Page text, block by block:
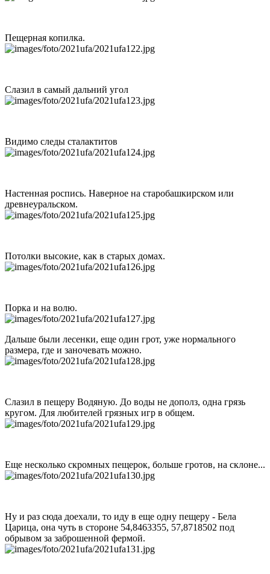
Пещерная копилка.
Слазил в самый дальний угол
Видимо следы сталактитов
Настенная роспись. Наверное на старобашкирском или
древнеуральском.
Потолки высокие, как в старых домах.
Порка и на волю.
Дальше были лесенки, еще один грот, уже нормального
размера, где и заночевать можно.
Слазил в пещеру Водяную. До воды не дополз, одна грязь
кругом. Для любителей грязных игр в общем.
Еще несколько скромных пещерок, больше гротов, на склоне...
Ну и раз сюда доехали, то иду в еще одну пещеру - Бела
Царица, она чуть в стороне 54,8463355, 57,8718502 под
обрывом за заброшенной фермой.